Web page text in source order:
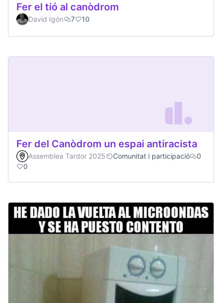
Fer el tió al canòdrom
David Igón 7 10
Fer del Canòdrom un espai antiracista
Assemblea Tardor 2025 Comunitat i participació
0
0